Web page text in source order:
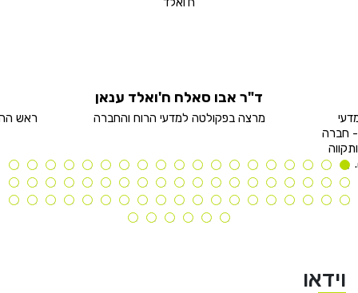
- חברה
ד"ר אבו סאלח ח'ואלד ענאן
מרצה בפקולטה למדעי הרוח והחברה ראש
וידאו